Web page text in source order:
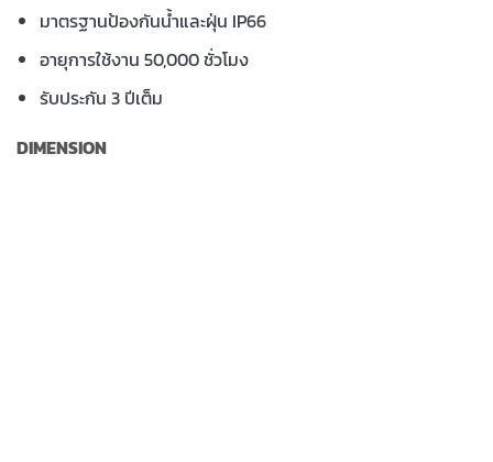
มาตรฐานป้องกันน้ำและฝุ่น IP66
อายุการใช้งาน 50,000 ชั่วโมง
รับประกัน 3 ปีเต็ม
DIMENSION